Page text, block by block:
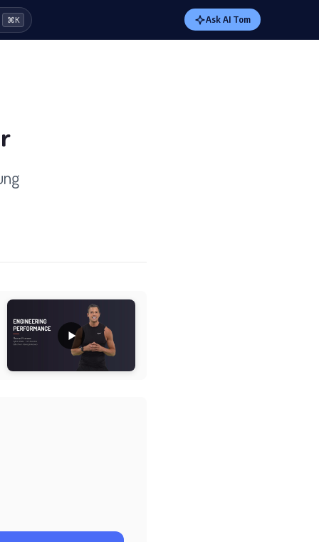
⌘K Ask AI Tom